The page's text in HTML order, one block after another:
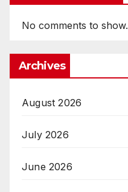
No comments to show.
Archives
August 2026
July 2026
June 2026